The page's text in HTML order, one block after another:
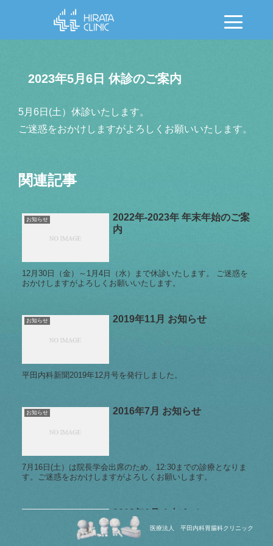
2023年5月6日 休診のご案内
5月6日(土）休診いたします。
ご迷惑をおかけしますがよろしくお願いいたします。
関連記事
お知らせ
2022年-2023年 年末年始のご案
内
12月30日（金）～1月4日（水）まで休診いたします。 ご迷惑を
おかけしますがよろしくお願いいたします。
お知らせ 2019年11月 お知らせ
平田内科新聞2019年12月号を発行しました。
お知らせ 2016年7月 お知らせ
7月16日(土）は院長学会出席のため、12:30までの診療となりま
す。ご迷惑をおかけしますがよろしくお願いします。
2019年1月 お知らせ
医療法人 平田内科胃腸科クリニック